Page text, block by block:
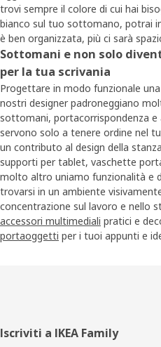
trovi sempre il colore di cui hai
bianco sul tuo sottomano, potrai
è ben organizzata, più ci sarà
Sottomani e non solo
per la tua scrivania
Progettare in modo funzionale
nostri designer padroneggiano
sottomani, portacorrispondenza e
servono solo a tenere ordine nel
un contributo al design della
supporti per tablet, vaschette
molto altro uniamo funzionalità e
trovarsi in un ambiente
concentrazione sul lavoro e nello
accessori multimediali pratici e
portaoggetti per i tuoi appunti e
Piè
Iscriviti a IKEA Family